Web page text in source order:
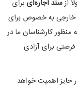
ازسند اجاره‌ای برای
خارجی به خصوص برای
کارشناسان ما در
برای آزادی
حایز اهمیت خواهد